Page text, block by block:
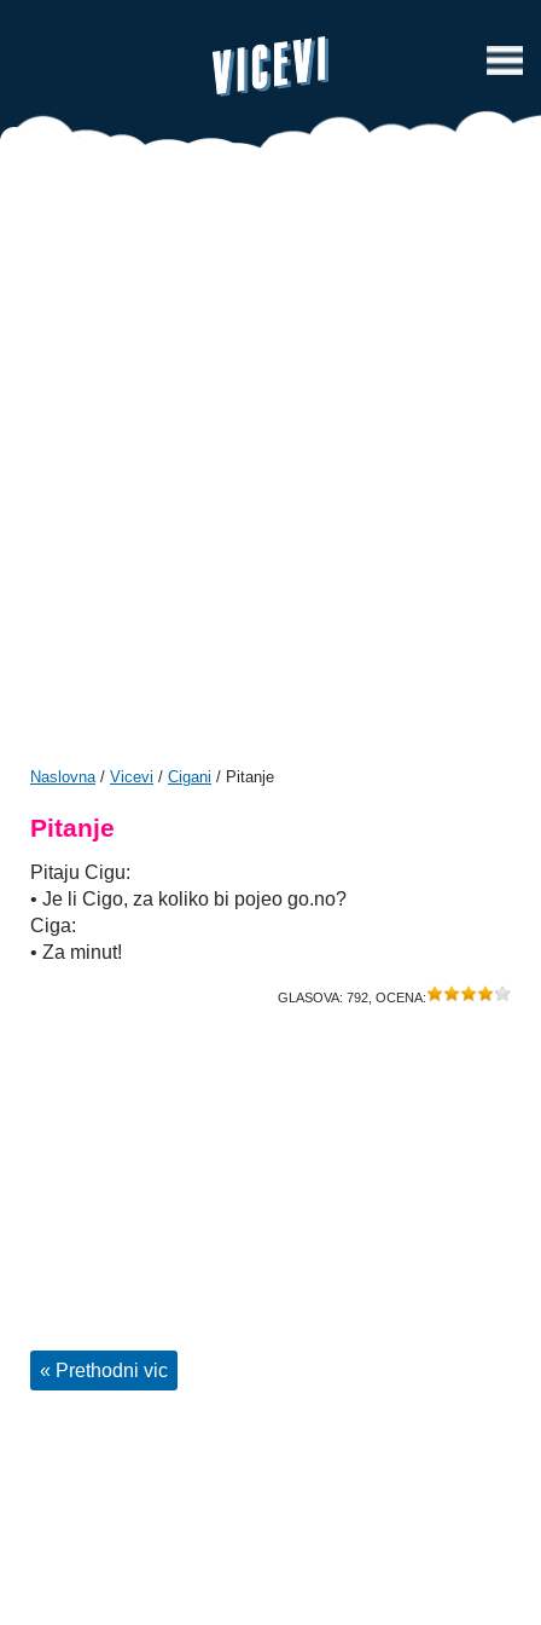
Naslovna/ Vicevi / Cigani / Pitanje
Pitanje
Pitaju Cigu:
• Je li Cigo, za koliko bi pojeo go.no?
Ciga:
• Za minut!
GLASOVA: 792 , OCENA:
« Prethodni vic